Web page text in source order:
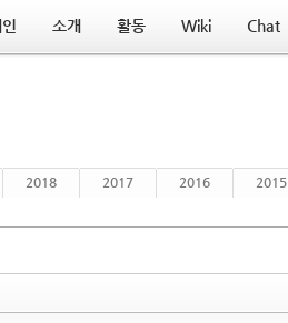
소개 활동 Wiki Chat
2018 2017 2016 2015